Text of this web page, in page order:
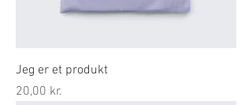
Jeg er et produkt
Pris
20,00 kr.